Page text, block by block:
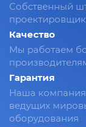
Собственный
Качество
Мы работаем
Гарантия
Наша
ведущих
оборудования